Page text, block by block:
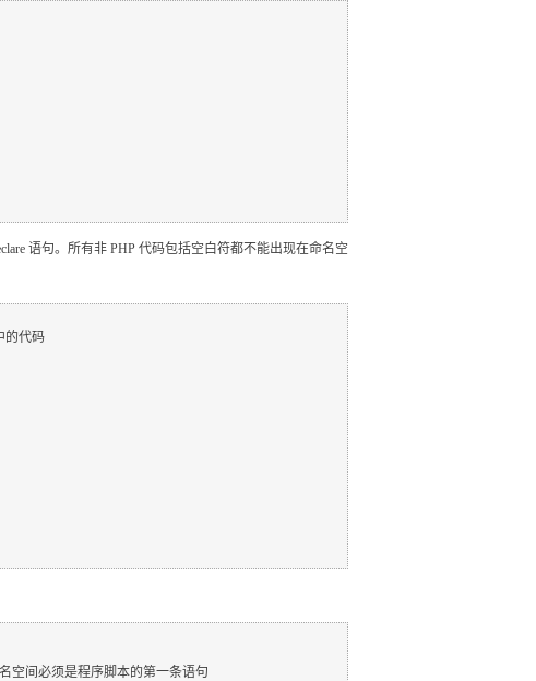
语句。所有非 PHP 代码包括空白符都不能出现在命名空
的代码
空间必须是程序脚本的第一条语句